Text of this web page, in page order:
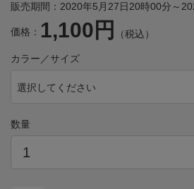
販売期間：2020年5月27日20時00分～
価格： 1,100円 （税込）
カラー／サイズ
選択してください
数量